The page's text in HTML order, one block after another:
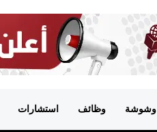
وشوشة وظائف استشارات